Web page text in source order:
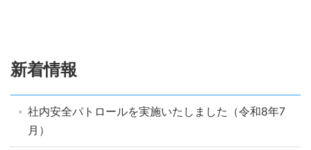
新着情報
社内安全パトロールを実施いたしました（令和8年7
月）